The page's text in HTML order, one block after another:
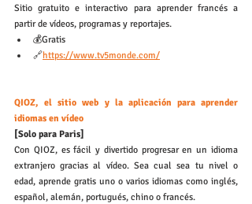
Sitio gratuito e interactivo para aprender francés a
partir de vídeos, programas y reportajes.
💰Gratis
🔗https://www.tv5monde.com/
QIOZ, el sitio web y la aplicación para aprender
idiomas en vídeo
[Solo para Paris]
Con QIOZ, es fácil y divertido progresar en un idioma
extranjero gracias al vídeo. Sea cual sea tu nivel o
edad, aprende gratis uno o varios idiomas como inglés,
español, alemán, portugués, chino o francés.